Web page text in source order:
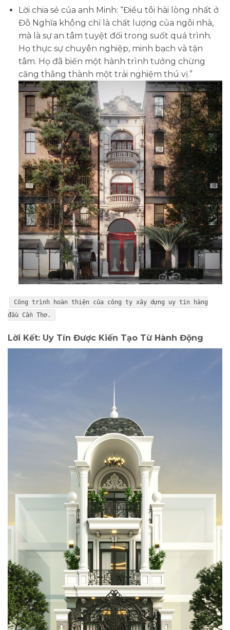
Lời chia sẻ của anh Minh: “Điều tôi hài lòng nhất ở
Đỗ Nghĩa không chỉ là chất lượng của ngôi nhà,
mà là sự an tâm tuyệt đối trong suốt quá trình.
Họ thực sự chuyên nghiệp, minh bạch và tận
tâm. Họ đã biến một hành trình tưởng chừng
căng thẳng thành một trải nghiệm thú vị.”
Công trình hoàn thiện của công ty xây dựng uy tín hàng
đầu Cần Thơ.
Lời Kết: Uy Tín Được Kiến Tạo Từ Hành Động